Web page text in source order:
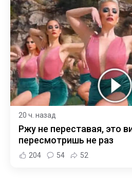
20 ч. назад
Ржу не переставая, это
пересмотришь не раз
204 54 52